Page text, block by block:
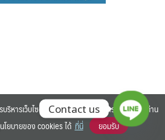
UNIVERSITY. ALL RIGHTS RESERVED.
ริหารเว็บไซต์ และเพิ่มประสิทธิภาพการใช้งานของท่าน
ยบายของ cookies ได้ ที่นี่ ยอมรับ
Contact us